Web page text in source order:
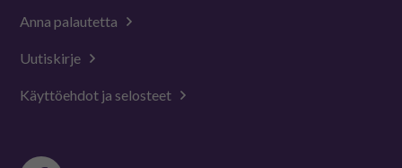
Anna palautetta
Uutiskirje
Käyttöehdot ja selosteet